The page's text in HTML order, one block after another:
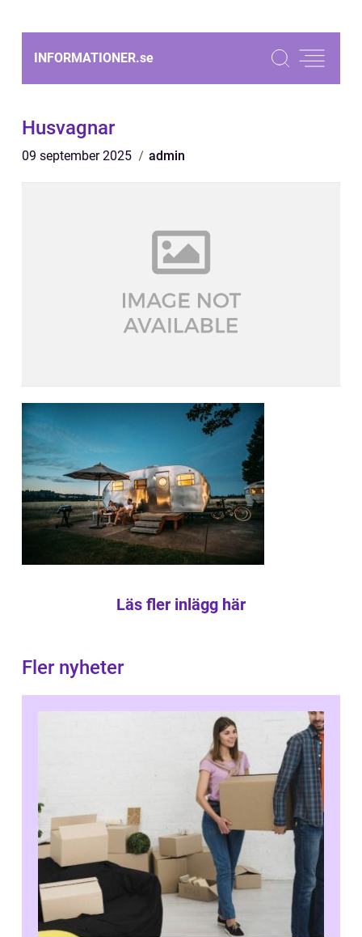
INFORMATIONER.se
Husvagnar
09 september 2025 admin
Läs fler inlägg här
Fler nyheter